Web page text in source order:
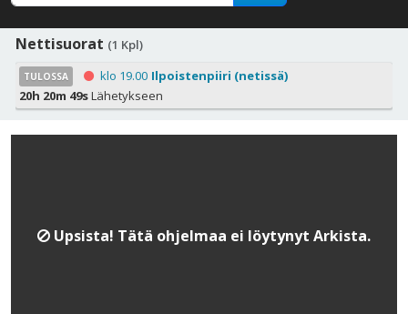
Nettisuorat (1 Kpl)
TULOSSA klo 19.00 Ilpoistenpiiri (netissä)
20h 20m 48sLähetykseen
Upsista! Tätä ohjelmaa ei löytynyt Arkista.